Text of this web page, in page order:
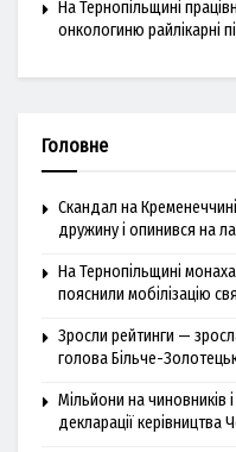
На Тернопільщині
онкологиню райлікарні
Головне
Скандал на
дружину і опинився на
На Тернопільщині
пояснили мобілізацію
Зросли рейтинги —
голова Більче-
Мільйони на чиновників
декларації керівництва